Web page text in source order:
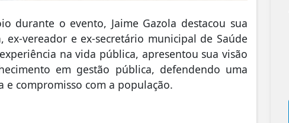
durante o evento, Jaime Gazola destacou sua
vereador e ex-secretário municipal de Saúde
na vida pública, apresentou sua visão
em gestão pública, defendendo uma
compromisso com a população.